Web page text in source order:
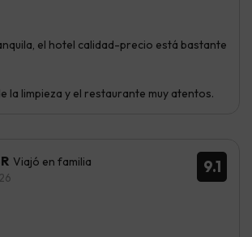
el hotel calidad-precio está bastante
la limpieza y el restaurante muy atentos.
9.1
Viajó en familia